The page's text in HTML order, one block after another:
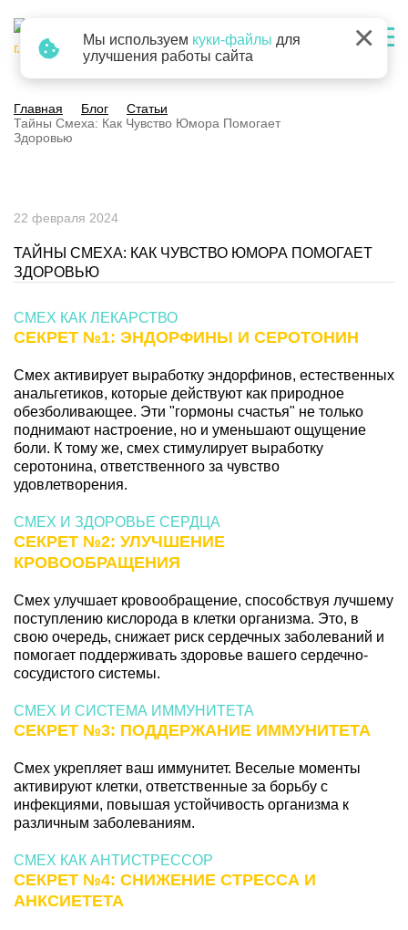
г. Барнаул
Главная Блог
Статьи
Тайны Смеха: Как Чувство Юмора Помогает
Здоровью
22 февраля 2024
ТАЙНЫ СМЕХА: КАК ЧУВСТВО ЮМОРА ПОМОГАЕТ
ЗДОРОВЬЮ
СМЕХ КАК ЛЕКАРСТВО
СЕКРЕТ №1: ЭНДОРФИНЫ И СЕРОТОНИН
Смех активирует выработку эндорфинов, естественных
анальгетиков, которые действуют как природное
обезболивающее. Эти "гормоны счастья" не только
поднимают настроение, но и уменьшают ощущение
боли. К тому же, смех стимулирует выработку
серотонина, ответственного за чувство
удовлетворения.
СМЕХ И ЗДОРОВЬЕ СЕРДЦА
СЕКРЕТ №2: УЛУЧШЕНИЕ
КРОВООБРАЩЕНИЯ
Смех улучшает кровообращение, способствуя лучшему
поступлению кислорода в клетки организма. Это, в
свою очередь, снижает риск сердечных заболеваний и
помогает поддерживать здоровье вашего сердечно-
сосудистого системы.
СМЕХ И СИСТЕМА ИММУНИТЕТА
СЕКРЕТ №3: ПОДДЕРЖАНИЕ ИММУНИТЕТА
Смех укрепляет ваш иммунитет. Веселые моменты
активируют клетки, ответственные за борьбу с
инфекциями, повышая устойчивость организма к
различным заболеваниям.
СМЕХ КАК АНТИСТРЕССОР
СЕКРЕТ №4: СНИЖЕНИЕ СТРЕССА И
АНКСИЕТЕТА
Мы используем куки-файлы для
улучшения работы сайта
×